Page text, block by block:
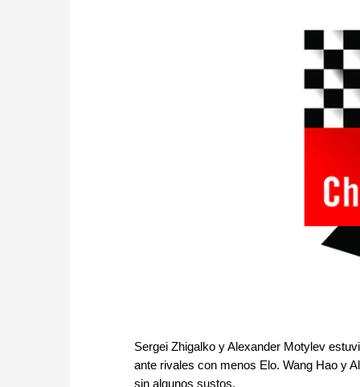
Sergei Zhigalko y Alexander Motylev
ante rivales con menos Elo. Wang Hao y
sin algunos sustos.